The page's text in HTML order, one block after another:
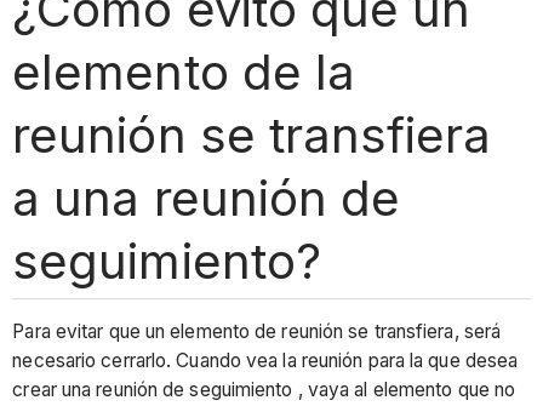
elemento de la
reunión se transfiera
a una reunión de
seguimiento?
Para evitar que un elemento de reunión se transfiera, será
necesario cerrarlo. Cuando vea la reunión para la que desea
crear una reunión de seguimiento , vaya al elemento que no